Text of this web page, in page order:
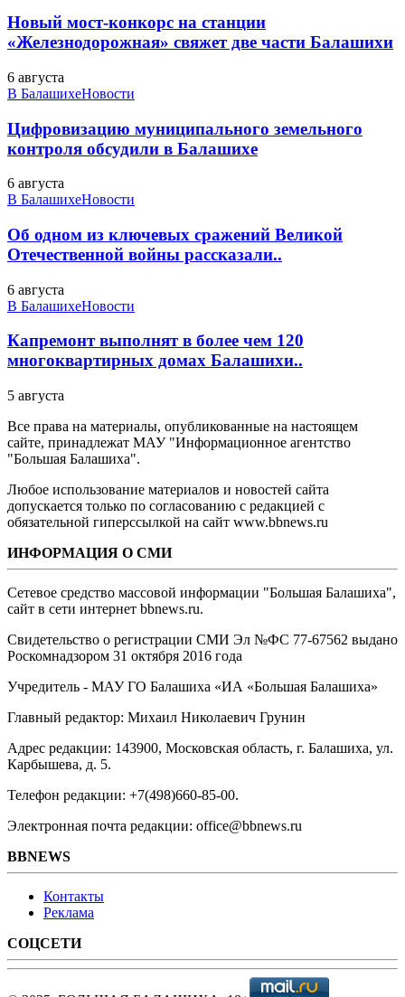
Новый мост-конкорс на станции
«Железнодорожная» свяжет две части Балашихи
6 августа
В БалашихеНовости
Цифровизацию муниципального земельного
контроля обсудили в Балашихе
6 августа
В БалашихеНовости
Об одном из ключевых сражений Великой
Отечественной войны рассказали..
6 августа
В БалашихеНовости
Капремонт выполнят в более чем 120
многоквартирных домах Балашихи..
5 августа
Все права на материалы, опубликованные на настоящем
сайте, принадлежат МАУ "Информационное агентство
"Большая Балашиха".
Любое использование материалов и новостей сайта
допускается только по согласованию с редакцией с
обязательной гиперссылкой на сайт www.bbnews.ru
ИНФОРМАЦИЯ О СМИ
Сетевое средство массовой информации "Большая Балашиха",
сайт в сети интернет bbnews.ru.
Свидетельство о регистрации СМИ Эл №ФС ‎77-67562 выдано
Роскомнадзором 31 октября 2016 года
Учредитель - МАУ ГО Балашиха «ИА «Большая Балашиха»
Главный редактор: Михаил Николаевич Грунин
Адрес редакции: 143900, Московская область, г. Балашиха, ул.
Карбышева, д. 5.
Телефон редакции: +7(498)660-85-00.
Электронная почта редакции: office@bbnews.ru
BBNEWS
Контакты
Реклама
СОЦСЕТИ